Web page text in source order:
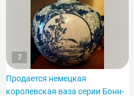
7
Продается немецкая
королевская ваза серии Бонн-